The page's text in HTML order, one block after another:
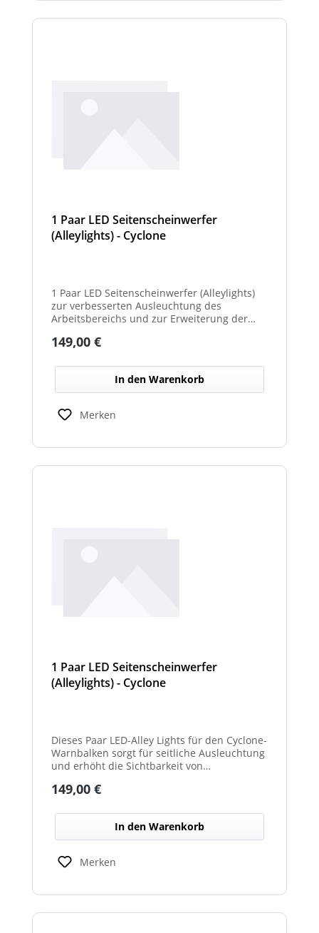
1 Paar LED Seitenscheinwerfer
(Alleylights) - Cyclone
1 Paar LED Seitenscheinwerfer (Alleylights)
zur verbesserten Ausleuchtung des
Arbeitsbereichs und zur Erweiterung der
Regulärer Preis:
149,00 €
In den Warenkorb
Merken
1 Paar LED Seitenscheinwerfer
(Alleylights) - Cyclone
Dieses Paar LED-Alley Lights für den Cyclone-
Warnbalken sorgt für seitliche Ausleuchtung
und erhöht die Sichtbarkeit von
Regulärer Preis:
149,00 €
In den Warenkorb
Merken